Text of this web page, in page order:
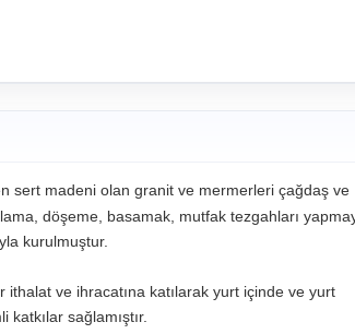
sert madeni olan granit ve mermerleri çağdaş ve
döşeme, basamak, mutfak tezgahları
kurulmuştur.
ve ihracatına katılarak yurt içinde ve yurt
sağlamıştır.